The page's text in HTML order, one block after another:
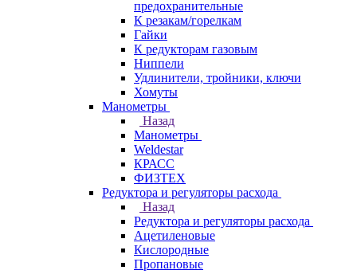
предохранительные
К резакам/горелкам
Гайки
К редукторам газовым
Ниппели
Удлинители, тройники, ключи
Хомуты
Манометры
Назад
Манометры
Weldestar
КРАСС
ФИЗТЕХ
Редуктора и регуляторы расхода
Назад
Редуктора и регуляторы расхода
Ацетиленовые
Кислородные
Пропановые